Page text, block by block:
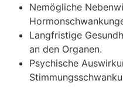
Nemögliche
Langfristige
an den Organen.
Psychische